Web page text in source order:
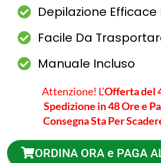
Depilazione Efficace
Facile Da
Manuale Incluso
Attenzione! L’Offerta del
Spedizione in 48 Ore e
Consegna Sta Per
ORDINA ORA e PAGA